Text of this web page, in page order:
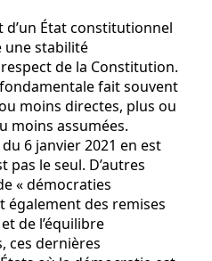
État constitutionnel
une stabilité
de la Constitution.
fait souvent
moins directes, plus ou
moins assumées.
du 6 janvier 2021 en est
pas le seul. D’autres
« démocraties
également des remises
de l’équilibre
ces dernières